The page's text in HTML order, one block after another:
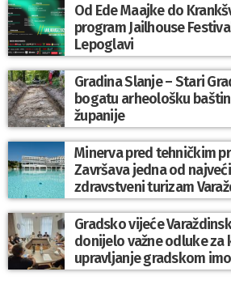
Od Ede Maajke do
program Jailhouse
Lepoglavi
Gradina Slanje – Stari
bogatu arheološku
županije
Minerva pred tehničkim
Završava jedna od
zdravstveni turizam
Gradsko vijeće
donijelo važne odluke
upravljanje gradskom
komunalnim sustavom